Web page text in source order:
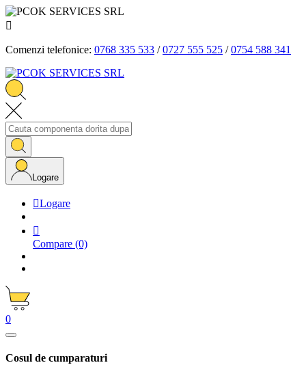

Comenzi telefonice: 0768 335 533 /0727 555 525 /0754 588 341
Logare
Logare

Compare (0)
0
Cosul de cumparaturi